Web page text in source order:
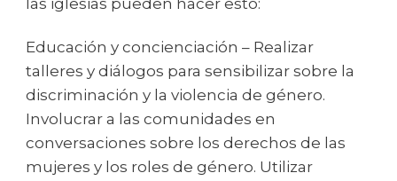
las iglesias pueden hacer esto:
Educación y concienciación – Realizar
talleres y diálogos para sensibilizar sobre la
discriminación y la violencia de género.
Involucrar a las comunidades en
conversaciones sobre los derechos de las
mujeres y los roles de género. Utilizar